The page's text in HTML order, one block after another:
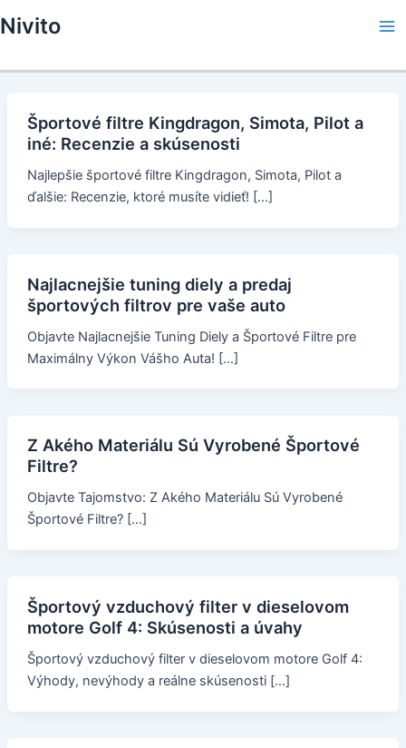
to
Nivito
Športové filtre Kingdragon, Simota, Pilot a
iné: Recenzie a skúsenosti
Najlepšie športové filtre Kingdragon, Simota, Pilot a
ďalšie: Recenzie, ktoré musíte vidieť! […]
Najlacnejšie tuning diely a predaj
športových filtrov pre vaše auto
Objavte Najlacnejšie Tuning Diely a Športové Filtre pre
Maximálny Výkon Vášho Auta! […]
Z Akého Materiálu Sú Vyrobené Športové
Filtre?
Objavte Tajomstvo: Z Akého Materiálu Sú Vyrobené
Športové Filtre? […]
Športový vzduchový filter v dieselovom
motore Golf 4: Skúsenosti a úvahy
Športový vzduchový filter v dieselovom motore Golf 4:
Výhody, nevýhody a reálne skúsenosti […]